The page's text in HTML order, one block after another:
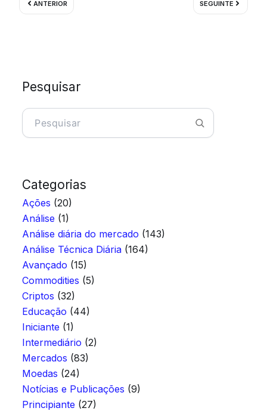
ANTERIOR SEGUINTE
Pesquisar
Pesquisar
Categorias
Ações (20)
Análise (1)
Análise diária do mercado (143)
Análise Técnica Diária (164)
Avançado (15)
Commodities (5)
Criptos (32)
Educação (44)
Iniciante (1)
Intermediário (2)
Mercados (83)
Moedas (24)
Notícias e Publicações (9)
Principiante (27)